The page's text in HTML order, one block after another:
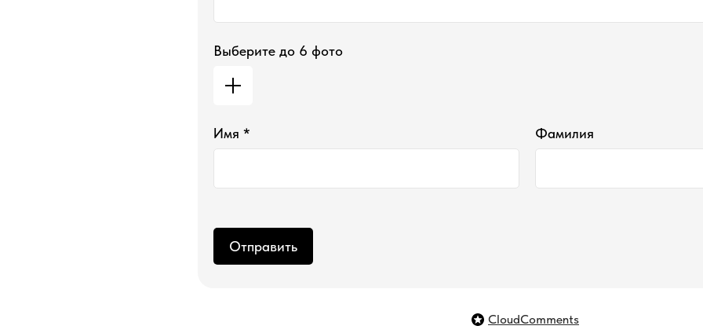
Выберите до 6 фото
Имя * Фамилия
Отправить
CloudComments
новый год
доставка и оплата